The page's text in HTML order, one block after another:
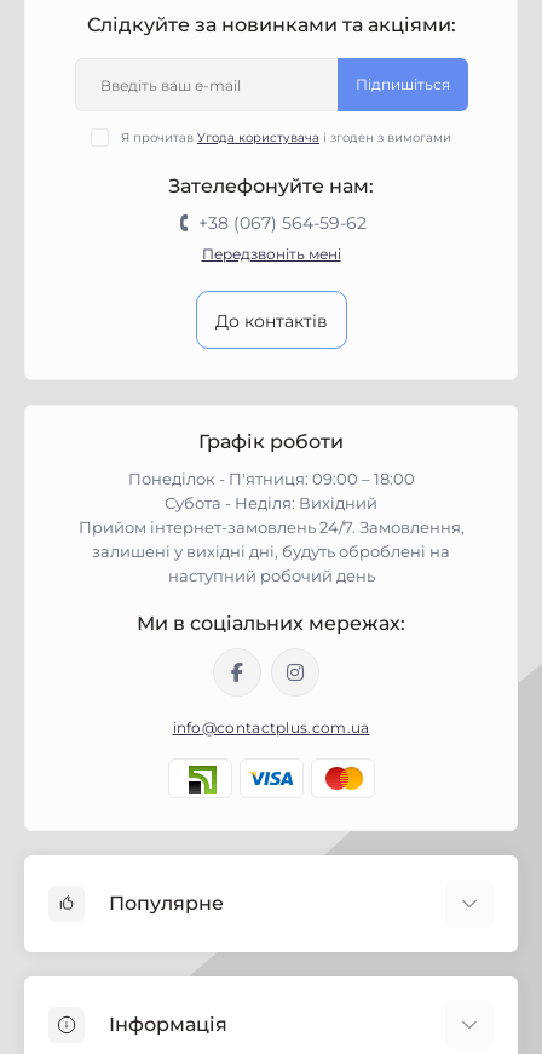
Слідкуйте за новинками та акціями:
Підпишіться
Я прочитав Угода користувача і згоден з вимогами
Зателефонуйте нам:
+38 (067) 564-59-62
Передзвоніть мені
До контактів
Графік роботи
Понеділок - П'ятниця: 09:00 – 18:00
Субота - Неділя: Вихідний
Прийом інтернет-замовлень 24/7. Замовлення,
залишені у вихідні дні, будуть оброблені на
наступний робочий день
Ми в соціальних мережах:
info@contactplus.com.ua
Популярне
Біозахист
Інформація